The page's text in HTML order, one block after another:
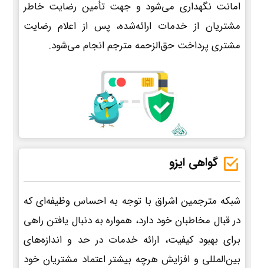
امانت نگهداری می‌شود و جهت تأمین رضایت خاطر
مشتریان از خدمات ارائه‌شده، پس از اعلام رضایت
مشتری پرداخت حق‌الزحمه مترجم انجام می‌شود.
گواهی ایزو
شبکه مترجمین اشراق با توجه به احساس وظیفه‌ای که
در قبال مخاطبان خود دارد، همواره به دنبال یافتن راهی
برای بهبود کیفیت، ارائه خدمات در حد و اندازه‌های
بین‌المللی و افزایش هرچه بیشتر اعتماد مشتریان خود